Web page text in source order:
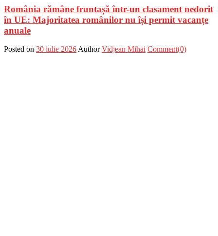
România rămâne fruntașă într-un clasament nedorit
în UE: Majoritatea românilor nu își permit vacanțe
anuale
Posted on 30 iulie 2026 Author Vidjean Mihai Comment(0)